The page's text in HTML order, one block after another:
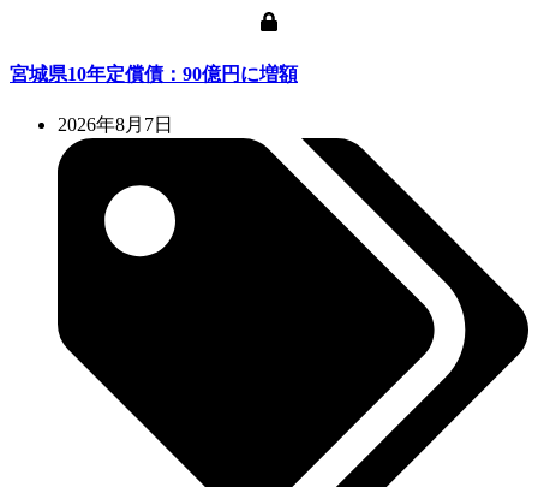
宮城県10年定償債：90億円に増額
2026年8月7日